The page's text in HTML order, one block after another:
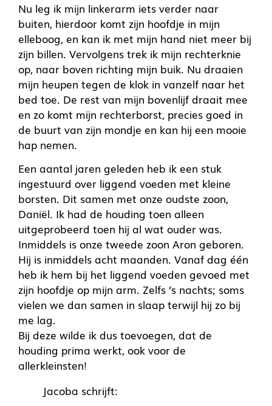
Nu leg ik mijn linkerarm iets verder naar
buiten, hierdoor komt zijn hoofdje in mijn
elleboog, en kan ik met mijn hand niet meer bij
zijn billen. Vervolgens trek ik mijn rechterknie
op, naar boven richting mijn buik. Nu draaien
mijn heupen tegen de klok in vanzelf naar het
bed toe. De rest van mijn bovenlijf draait mee
en zo komt mijn rechterborst, precies goed in
de buurt van zijn mondje en kan hij een mooie
hap nemen.
Een aantal jaren geleden heb ik een stuk
ingestuurd over liggend voeden met kleine
borsten. Dit samen met onze oudste zoon,
Daniël. Ik had de houding toen alleen
uitgeprobeerd toen hij al wat ouder was.
Inmiddels is onze tweede zoon Aron geboren.
Hij is inmiddels acht maanden. Vanaf dag één
heb ik hem bij het liggend voeden gevoed met
zijn hoofdje op mijn arm. Zelfs ’s nachts; soms
vielen we dan samen in slaap terwijl hij zo bij
me lag.
Bij deze wilde ik dus toevoegen, dat de
houding prima werkt, ook voor de
allerkleinsten!
Jacoba schrijft: